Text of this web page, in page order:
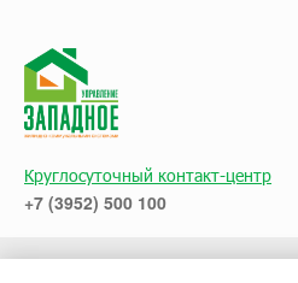
Круглосуточный контакт-центр
+7 (3952) 500 100